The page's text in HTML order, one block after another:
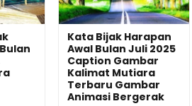
Kata Bijak Harapan
Awal Bulan Juli 2025
Caption Gambar
Kalimat Mutiara
Terbaru Gambar
Animasi Bergerak